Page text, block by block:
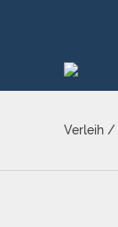
Verleih /